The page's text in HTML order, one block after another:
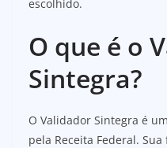
escolhido.
O que é o
Sintegra?
O Validador Sintegra é
pela Receita Federal.